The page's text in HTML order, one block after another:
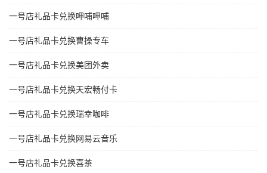
一号店礼品卡兑换呷哺呷哺
一号店礼品卡兑换曹操专车
一号店礼品卡兑换美团外卖
一号店礼品卡兑换天宏畅付卡
一号店礼品卡兑换瑞幸咖啡
一号店礼品卡兑换网易云音乐
一号店礼品卡兑换喜茶